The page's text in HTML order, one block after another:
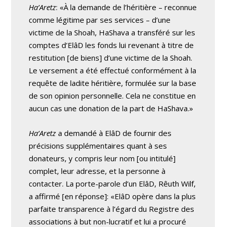
Ha’Aretz: «À la demande de l’héritière – reconnue
comme légitime par ses services – d’une
victime de la Shoah, HaShava a transféré sur les
comptes d’ElâD les fonds lui revenant à titre de
restitution [de biens] d’une victime de la Shoah.
Le versement a été effectué conformément à la
requête de ladite héritière, formulée sur la base
de son opinion personnelle. Cela ne constitue en
aucun cas une donation de la part de HaShava.»
Ha’Aretz a demandé à ElâD de fournir des
précisions supplémentaires quant à ses
donateurs, y compris leur nom [ou intitulé]
complet, leur adresse, et la personne à
contacter. La porte-parole d’un ElâD, Rêuth Wilf,
a affirmé [en réponse]: «ElâD opère dans la plus
parfaite transparence à l’égard du Registre des
associations à but non-lucratif et lui a procuré